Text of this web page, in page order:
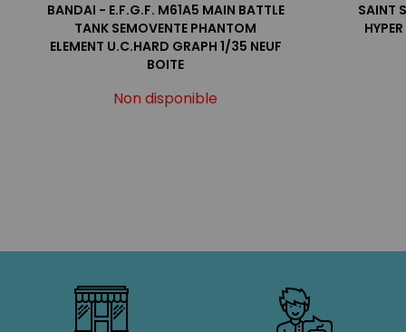
BANDAI - E.F.G.F. M61A5 MAIN BATTLE
TANK SEMOVENTE PHANTOM
ELEMENT U.C.HARD GRAPH 1/35 NEUF
BOITE
Non disponible
SAINT